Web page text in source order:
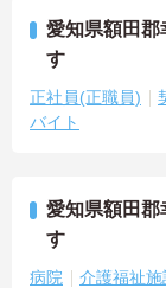
愛知県額田郡
す
正社員(正職員)
バイト
愛知県額田郡
す
病院 介護福祉施